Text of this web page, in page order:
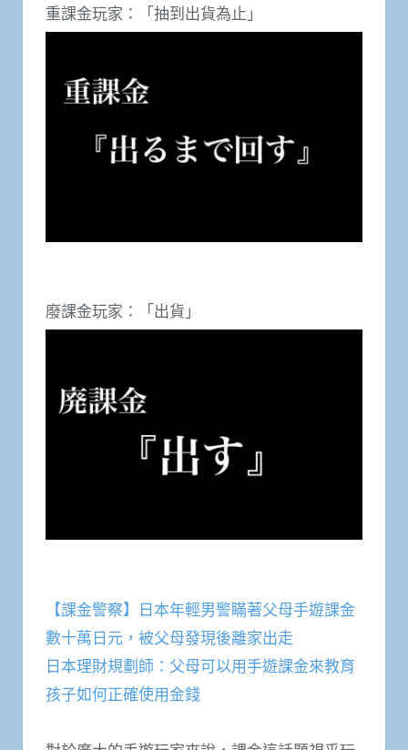
重課金玩家：「抽到出貨為止」
廢課金玩家：「出貨」
【課金警察】日本年輕男警瞞著父母手遊課金
數十萬日元，被父母發現後離家出走
日本理財規劃師：父母可以用手遊課金來教育
孩子如何正確使用金錢